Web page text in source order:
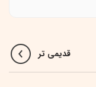
قدیمی تر